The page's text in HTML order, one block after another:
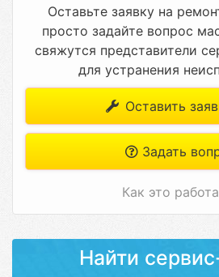
Оставьте заявку на
просто задайте вопрос
свяжутся представители
для устранения
Оставить
Задать
Как это
Найти